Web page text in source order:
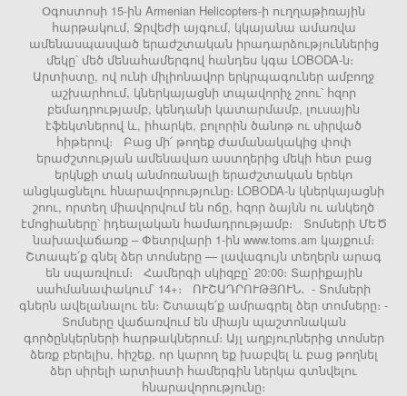
Օգոստոսի 15-ին Armenian Helicopters-ի ուղղաթիռային
հարթակում, Ջրվեժի այգում, կկայանա ամառվա
ամենասպասված երաժշտական իրադարձություններից
մեկը՝ մեծ մենահամերգով հանդես կգա LOBODA-ն։
Արտիստը, ով ունի միլիոնավոր երկրպագուներ ամբողջ
աշխարհում, կներկայացնի տպավորիչ շոու՝ հզոր
բեմադրությամբ, կենդանի կատարմամբ, լուսային
էֆեկտներով և, իհարկե, բոլորին ծանոթ ու սիրված
հիթերով։ Բաց մի՛ թողեք ժամանակակից փոփ
երաժշտության ամենավառ աստղերից մեկի հետ բաց
երկնքի տակ անմոռանալի երաժշտական երեկո
անցկացնելու հնարավորությունը։ LOBODA-ն կներկայացնի
շոու, որտեղ միավորվում են ոճը, հզոր ձայնն ու անկեղծ
էմոցիաները՝ իդեալական համադրությամբ։ Տոմսերի ՄԵԾ
նախավաճառք – Փետրվարի 1-ին www.toms.am կայքում։
Շտապե՛ք գնել ձեր տոմսերը — լավագույն տեղերն արագ
են սպառվում։ Համերգի սկիզբը՝ 20:00։ Տարիքային
սահմանափակում՝ 14+։ ՈՒՇԱԴՐՈՒԹՅՈՒՆ․ - Տոմսերի
գներն ավելանալու են։ Շտապե՛ք ամրագրել ձեր տոմսերը։ -
Տոմսերը վաճառվում են միայն պաշտոնական
գործընկերների հարթակներում։ Այլ աղբյուրներից տոմսեր
ձեռք բերելիս, հիշեք, որ կարող եք խաբվել և բաց թողնել
ձեր սիրելի արտիստի համերգին ներկա գտնվելու
հնարավորությունը։